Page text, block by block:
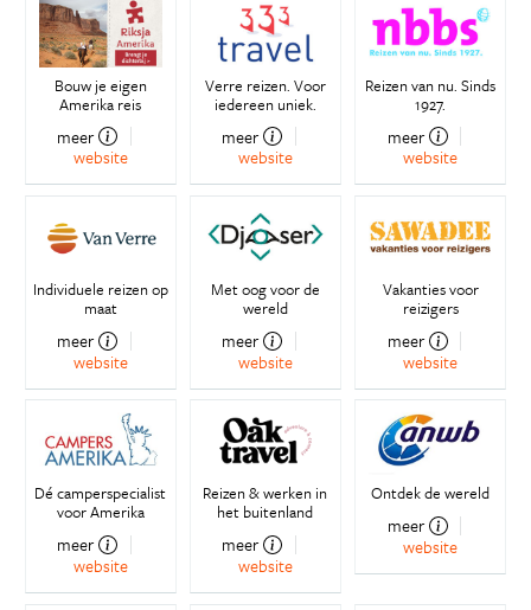
Bouw je eigen
Amerika reis
meer
website
Verre reizen. Voor
iedereen uniek.
meer
website
Reizen van nu. Sinds
1927.
meer
website
Individuele reizen op
maat
meer
website
Met oog voor de
wereld
meer
website
Vakanties voor
reizigers
meer
website
Dé camperspecialist
voor Amerika
meer
website
Reizen & werken in
het buitenland
meer
website
Ontdek de wereld
meer
website